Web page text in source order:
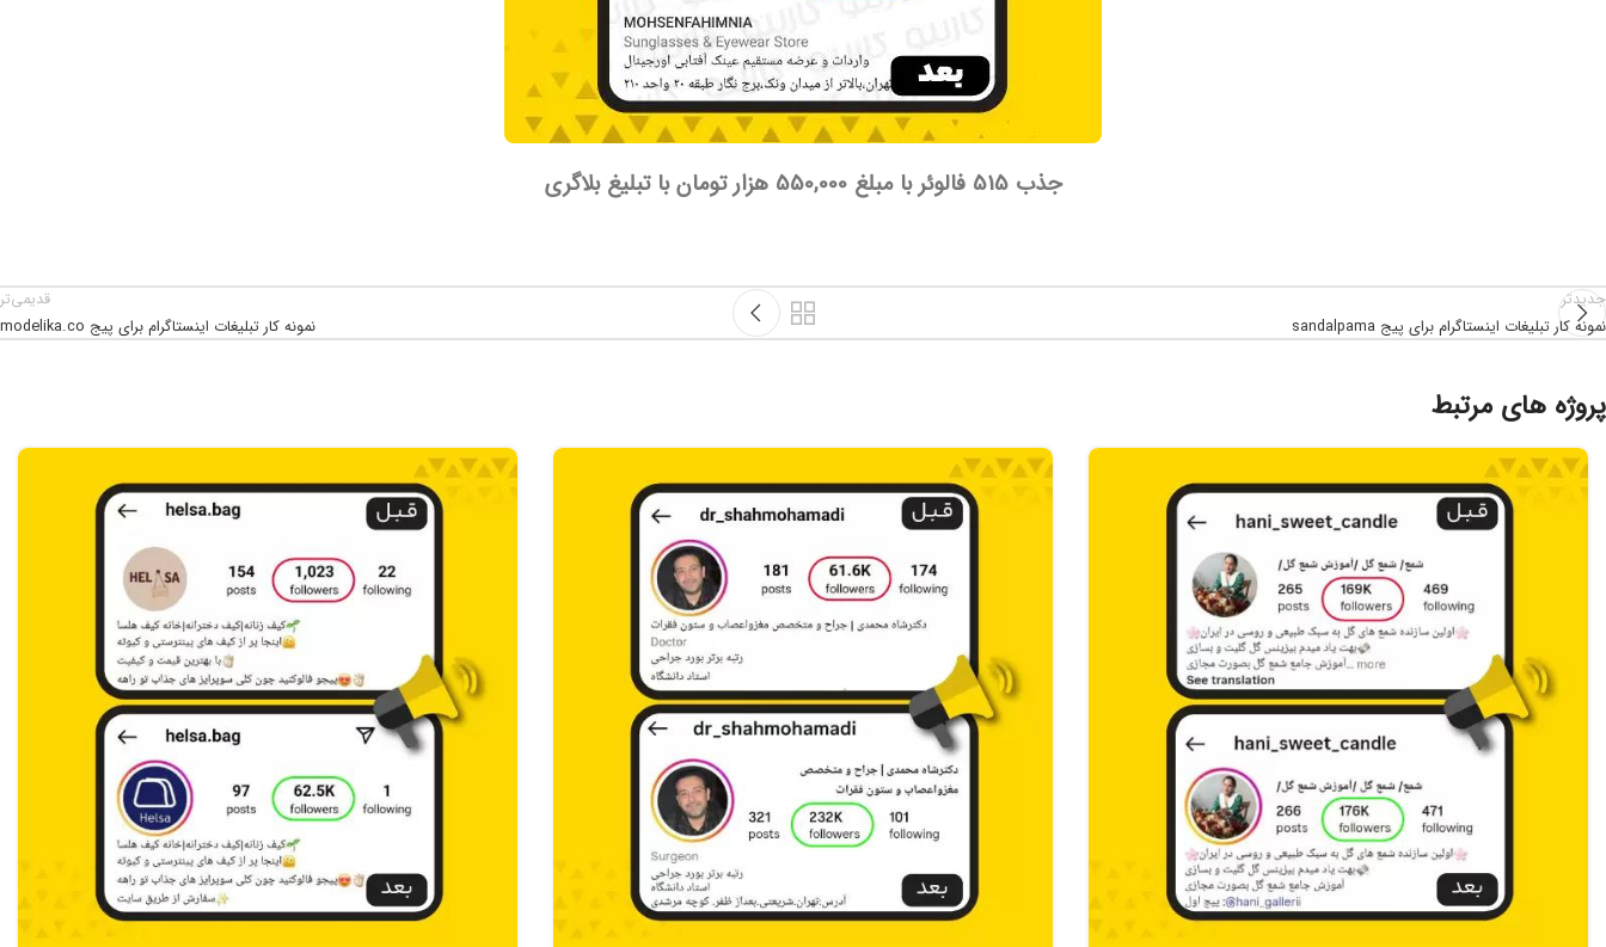
جذب 515 فالوئر با مبلغ 550,000 هزار تومان با تبلیغ بلاگری
جدیدتر
نمونه کار تبلیغات اینستاگرام برای پیج sandalpama
قدیمی‌تر
نمونه کار تبلیغات اینستاگرام برای پیج modelika.co
پروژه های مرتبط